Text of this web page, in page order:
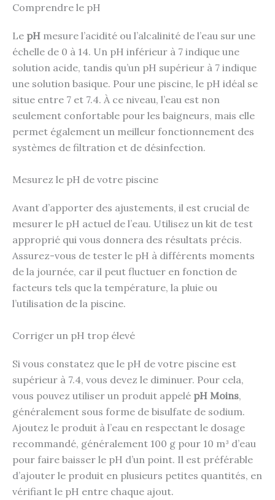
Comprendre le pH
Le pH mesure l’acidité ou l’alcalinité de l’eau sur une
échelle de 0 à 14. Un pH inférieur à 7 indique une
solution acide, tandis qu’un pH supérieur à 7 indique
une solution basique. Pour une piscine, le pH idéal se
situe entre 7 et 7.4. À ce niveau, l’eau est non
seulement confortable pour les baigneurs, mais elle
permet également un meilleur fonctionnement des
systèmes de filtration et de désinfection.
Mesurez le pH de votre piscine
Avant d’apporter des ajustements, il est crucial de
mesurer le pH actuel de l’eau. Utilisez un kit de test
approprié qui vous donnera des résultats précis.
Assurez-vous de tester le pH à différents moments
de la journée, car il peut fluctuer en fonction de
facteurs tels que la température, la pluie ou
l’utilisation de la piscine.
Corriger un pH trop élevé
Si vous constatez que le pH de votre piscine est
supérieur à 7.4, vous devez le diminuer. Pour cela,
vous pouvez utiliser un produit appelé pH Moins,
généralement sous forme de bisulfate de sodium.
Ajoutez le produit à l’eau en respectant le dosage
recommandé, généralement 100 g pour 10 m³ d’eau
pour faire baisser le pH d’un point. Il est préférable
d’ajouter le produit en plusieurs petites quantités, en
vérifiant le pH entre chaque ajout.